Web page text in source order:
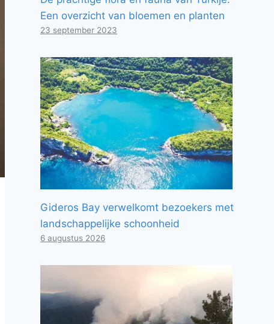
Een overzicht van bloemen en planten
23 september 2023
Gideros Bay verwelkomt bezoekers met
landschappelijke schoonheid
6 augustus 2026